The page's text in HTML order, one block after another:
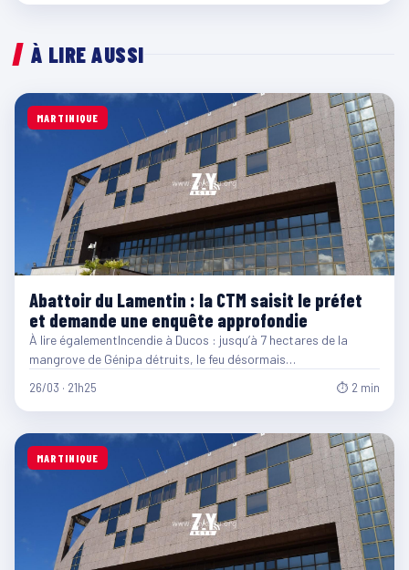
À LIRE AUSSI
MARTINIQUE
Abattoir du Lamentin : la CTM saisit le préfet
et demande une enquête approfondie
À lire égalementIncendie à Ducos : jusqu’à 7 hectares de la
mangrove de Génipa détruits, le feu désormais…
26/03 · 21h25 ⏱ 2 min
MARTINIQUE